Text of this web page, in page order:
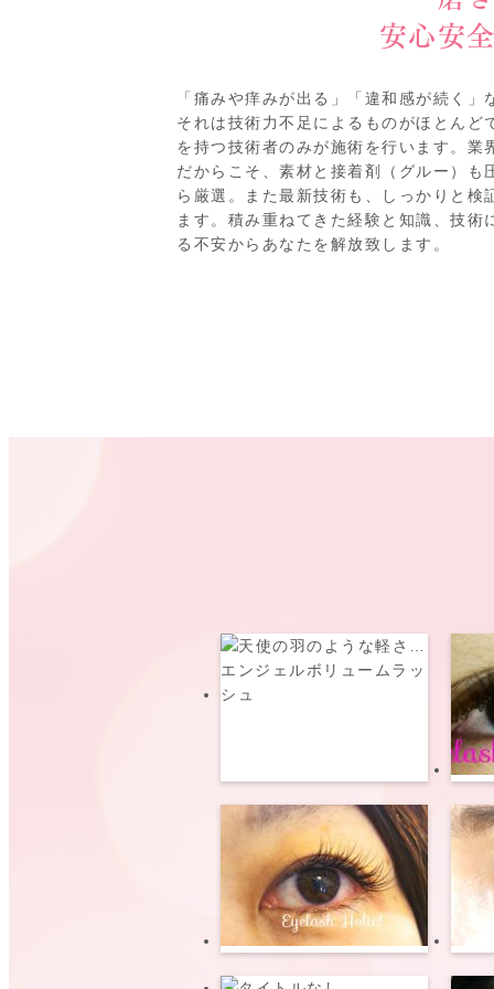
安心安
「痛みや痒みが出る」「違和感が続く
それは技術力不足によるものがほとんど
を持つ技術者のみが施術を行います。業
だからこそ、素材と接着剤（グルー）も
ら厳選。また最新技術も、しっかりと検
ます。積み重ねてきた経験と知識、技術
る不安からあなたを解放致します。